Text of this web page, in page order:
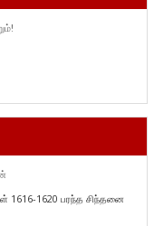
1616-1620 பரந்த சிந்தனை